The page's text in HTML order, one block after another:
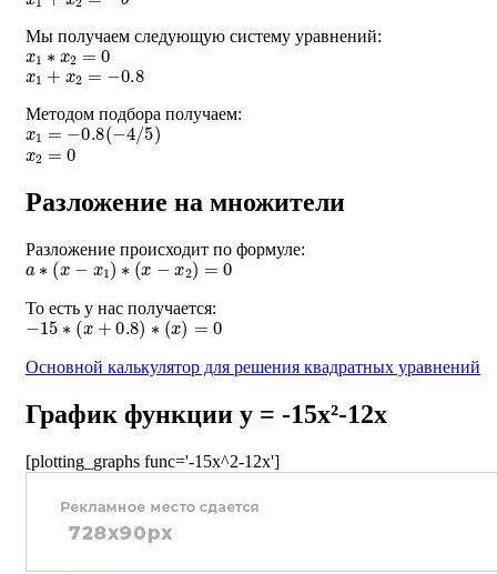
Мы получаем следующую систему уравнений:
x1∗x2=0
x1 + x2 =− 0.8
Методом подбора получаем:
x1=−0.8(−4/5)
x2 =0
Разложение на множители
Разложение происходит по формуле:
a ∗(x−x1)∗ (x−x2)=0
То есть у нас получается:
−15∗(x+0.8 )∗(x)=0
Основной калькулятор для решения квадратных уравнений
График функции y = -15x²-12x
[plotting_graphs func='-15x^2-12x']